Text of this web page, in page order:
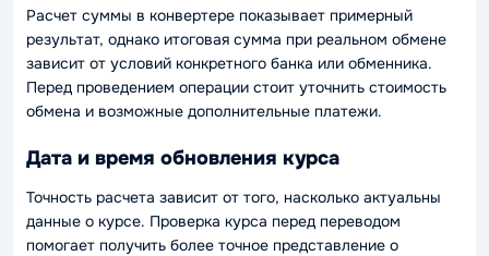
Расчет суммы в конвертере показывает примерный
результат, однако итоговая сумма при реальном обмене
зависит от условий конкретного банка или обменника.
Перед проведением операции стоит уточнить стоимость
обмена и возможные дополнительные платежи.
Дата и время обновления курса
Точность расчета зависит от того, насколько актуальны
данные о курсе. Проверка курса перед переводом
помогает получить более точное представление о